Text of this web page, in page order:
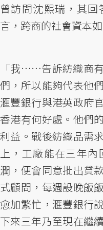
曾訪問沈熙瑞，其
言，跨商的社會資本
「我……告訴紡織商
們，所以能夠代表他
滙豐銀行與港英政府
香港有何好處。他們
利益。戰後紡織品需
上，工廠能在三年
潤，便會同意批出貸
式顧問，每週設晚飯
愈加繁忙，滙豐銀行
下來三年乃至現在繼